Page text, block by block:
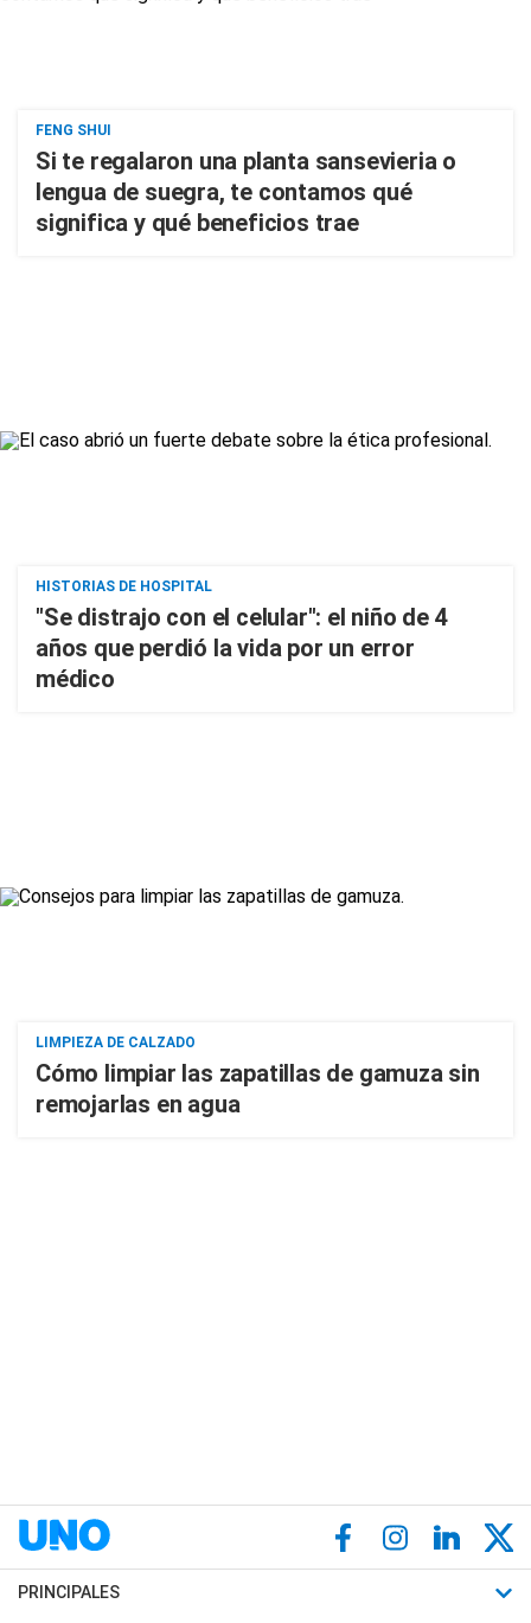
FENG SHUI
Si te regalaron una planta sansevieria o
lengua de suegra, te contamos qué
significa y qué beneficios trae
HISTORIAS DE HOSPITAL
"Se distrajo con el celular": el niño de 4
años que perdió la vida por un error
médico
LIMPIEZA DE CALZADO
Cómo limpiar las zapatillas de gamuza sin
remojarlas en agua
PRINCIPALES